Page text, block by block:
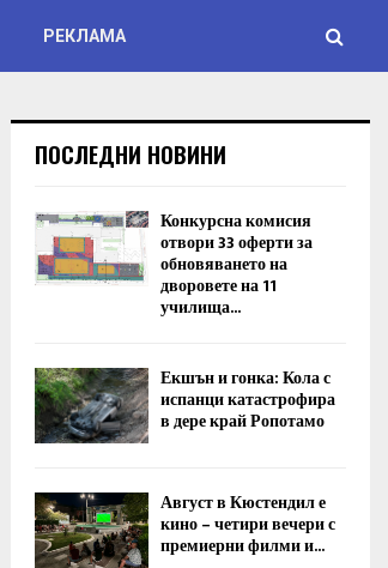
РЕКЛАМА
ПОСЛЕДНИ НОВИНИ
Конкурсна комисия
отвори 33 оферти за
обновяването на
дворовете на 11
училища...
Екшън и гонка: Кола с
испанци катастрофира
в дере край Ропотамо
Август в Кюстендил е
кино – четири вечери с
премиерни филми и...